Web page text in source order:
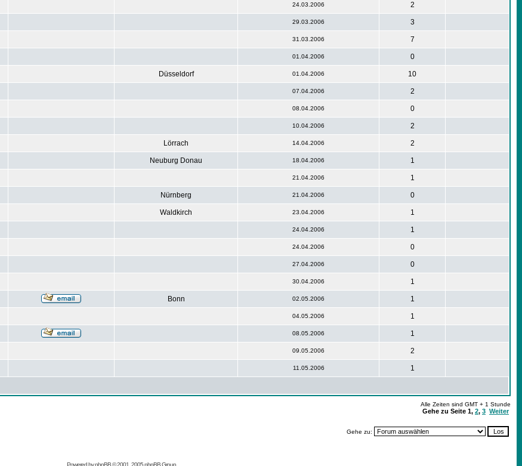
24.03.2006 2
29.03.2006 3
31.03.2006 7
01.04.2006 0
Düsseldorf 01.04.2006 10
07.04.2006 2
08.04.2006 0
10.04.2006 2
Lörrach 14.04.2006 2
Neuburg Donau 18.04.2006 1
21.04.2006 1
Nürnberg 21.04.2006 0
Waldkirch 23.04.2006 1
24.04.2006 1
24.04.2006 0
27.04.2006 0
30.04.2006 1
Bonn 02.05.2006 1
04.05.2006 1
08.05.2006 1
09.05.2006 2
11.05.2006 1
Alle Zeiten sind GMT + 1 Stunde
Gehe zu Seite 1, 2, 3 Weiter
Gehe zu:
Powered byphpBB© 2001, 2005 phpBB Group